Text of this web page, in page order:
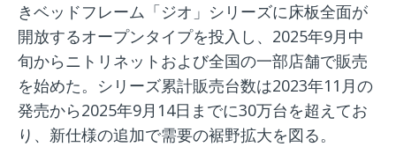
きベッドフレーム「ジオ」シリーズに床板全面が
開放するオープンタイプを投入し、2025年9月中
旬からニトリネットおよび全国の一部店舗で販売
を始めた。シリーズ累計販売台数は2023年11月の
発売から2025年9月14日までに30万台を超えてお
り、新仕様の追加で需要の裾野拡大を図る。